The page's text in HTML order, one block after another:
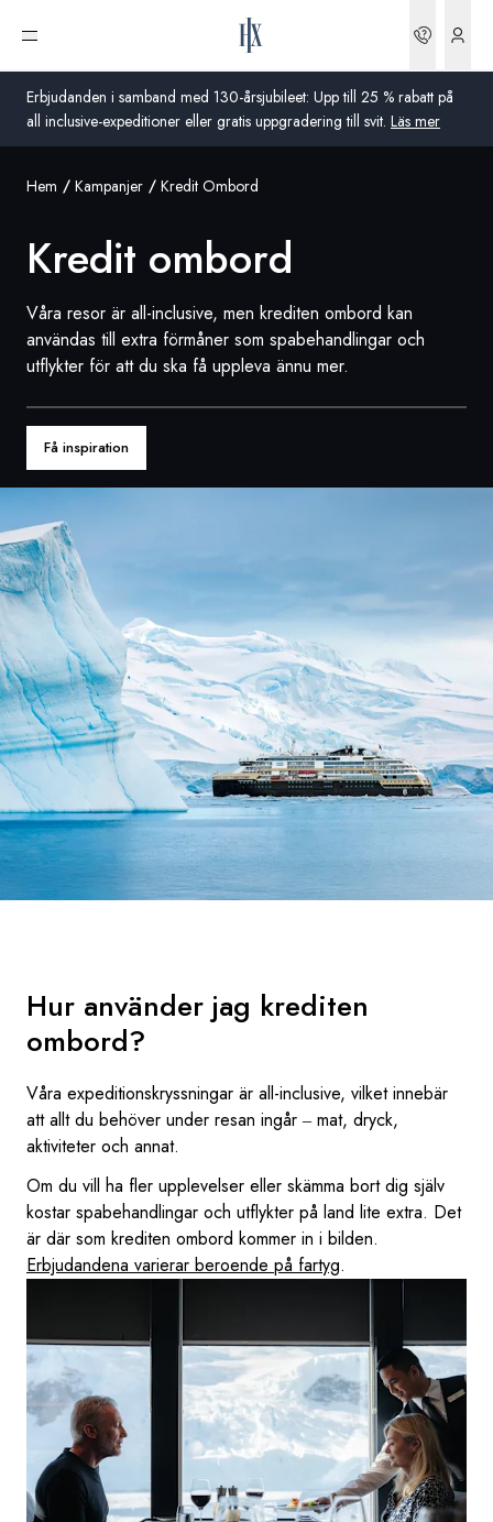
Erbjudanden i samband med 130-årsjubileet: Upp till 25 % rabatt på
all inclusive-expeditioner eller gratis uppgradering till svit. Läs mer
Öppna meny
Sverige
Australien
USA
Schweiz
Frankrike
Danmark
Norge
Global
Hem Kampanjer Kredit Ombord
Kredit ombord
Våra resor är all-inclusive, men krediten ombord kan
användas till extra förmåner som spabehandlingar och
utflykter för att du ska få uppleva ännu mer.
Få inspiration
Hur använder jag krediten
ombord?
Våra expeditionskryssningar är all-inclusive, vilket innebär
att allt du behöver under resan ingår ‒ mat, dryck,
aktiviteter och annat.
Om du vill ha fler upplevelser eller skämma bort dig själv
kostar spabehandlingar och utflykter på land lite extra. Det
är där som krediten ombord kommer in i bilden.
Erbjudandena varierar beroende på fartyg.